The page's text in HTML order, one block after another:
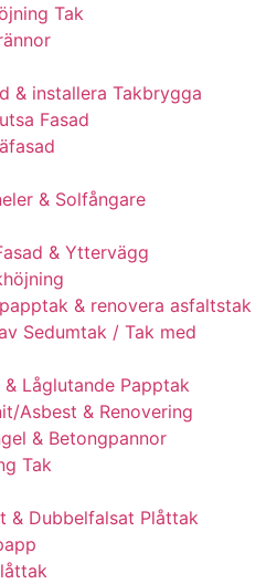
Tak
& installera Takbrygga
Fasad
& Solfångare
& Yttervägg
& renovera asfaltstak
Sedumtak / Tak med
Låglutande Papptak
Asbest & Renovering
& Betongpannor
Tak
& Dubbelfalsat Plåttak